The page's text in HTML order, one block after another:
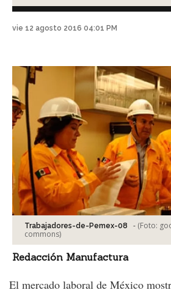
vie 12 agosto 2016 04:01 PM
Trabajadores-de-Pemex-08 - (Foto:
commons)
Redacción Manufactura
El mercado laboral de México